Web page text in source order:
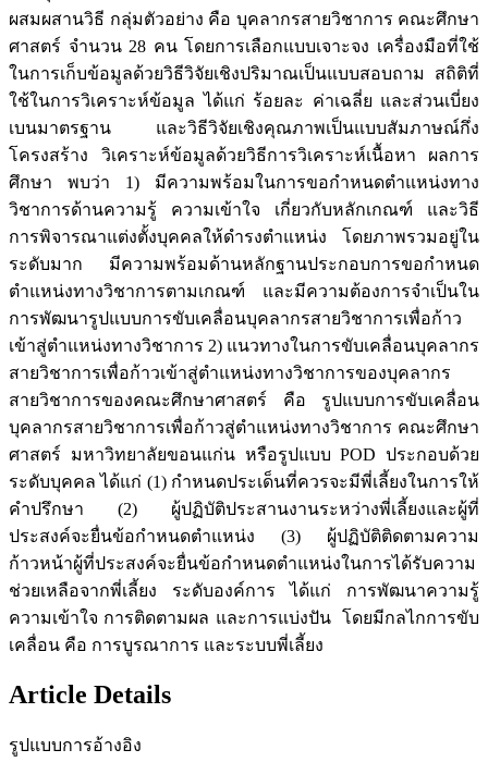
ผสมผสานวิธี กลุ่มตัวอย่าง คือ บุคลากรสายวิชาการ คณะศึกษา
ศาสตร์ จำนวน 28 คน โดยการเลือกแบบเจาะจง เครื่องมือที่ใช้
ในการเก็บข้อมูลด้วยวิธีวิจัยเชิงปริมาณเป็นแบบสอบถาม สถิติที่
ใช้ในการวิเคราะห์ข้อมูล ได้แก่ ร้อยละ ค่าเฉลี่ย และส่วนเบี่ยง
เบนมาตรฐาน และวิธีวิจัยเชิงคุณภาพเป็นแบบสัมภาษณ์กึ่ง
โครงสร้าง วิเคราะห์ข้อมูลด้วยวิธีการวิเคราะห์เนื้อหา ผลการ
ศึกษา พบว่า 1) มีความพร้อมในการขอกำหนดตำแหน่งทาง
วิชาการด้านความรู้ ความเข้าใจ เกี่ยวกับหลักเกณฑ์ และวิธี
การพิจารณาแต่งตั้งบุคคลให้ดำรงตำแหน่ง โดยภาพรวมอยู่ใน
ระดับมาก มีความพร้อมด้านหลักฐานประกอบการขอกำหนด
ตำแหน่งทางวิชาการตามเกณฑ์ และมีความต้องการจำเป็นใน
การพัฒนารูปแบบการขับเคลื่อนบุคลากรสายวิชาการเพื่อก้าว
เข้าสู่ตำแหน่งทางวิชาการ 2) แนวทางในการขับเคลื่อนบุคลากร
สายวิชาการเพื่อก้าวเข้าสู่ตำแหน่งทางวิชาการของบุคลากร
สายวิชาการของคณะศึกษาศาสตร์ คือ รูปแบบการขับเคลื่อน
บุคลากรสายวิชาการเพื่อก้าวสู่ตำแหน่งทางวิชาการ คณะศึกษา
ศาสตร์ มหาวิทยาลัยขอนแก่น หรือรูปแบบ POD ประกอบด้วย
ระดับบุคคล ได้แก่ (1) กำหนดประเด็นที่ควรจะมีพี่เลี้ยงในการให้
คำปรึกษา (2) ผู้ปฏิบัติประสานงานระหว่างพี่เลี้ยงและผู้ที่
ประสงค์จะยื่นข้อกำหนดตำแหน่ง (3) ผู้ปฏิบัติติดตามความ
ก้าวหน้าผู้ที่ประสงค์จะยื่นข้อกำหนดตำแหน่งในการได้รับความ
ช่วยเหลือจากพี่เลี้ยง ระดับองค์การ ได้แก่ การพัฒนาความรู้
ความเข้าใจ การติดตามผล และการแบ่งปัน โดยมีกลไกการขับ
เคลื่อน คือ การบูรณาการ และระบบพี่เลี้ยง
Article Details
รูปแบบการอ้างอิง